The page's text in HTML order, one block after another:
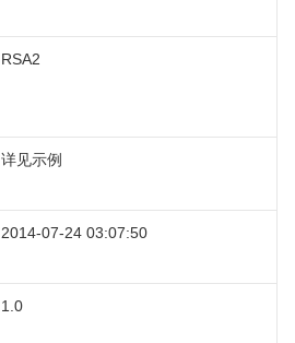
RSA2
详见示例
2014-07-24 03:07:50
1.0